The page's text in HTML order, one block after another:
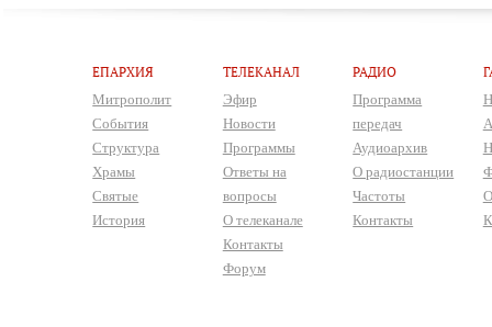
ЕПАРХИЯ
Митрополит
События
Структура
Храмы
Святые
История
ТЕЛЕКАНАЛ
Эфир
Новости
Программы
Ответы на
вопросы
О телеканале
Контакты
Форум
РАДИО
Программа
передач
Аудиоархив
О радиостанции
Частоты
Контакты